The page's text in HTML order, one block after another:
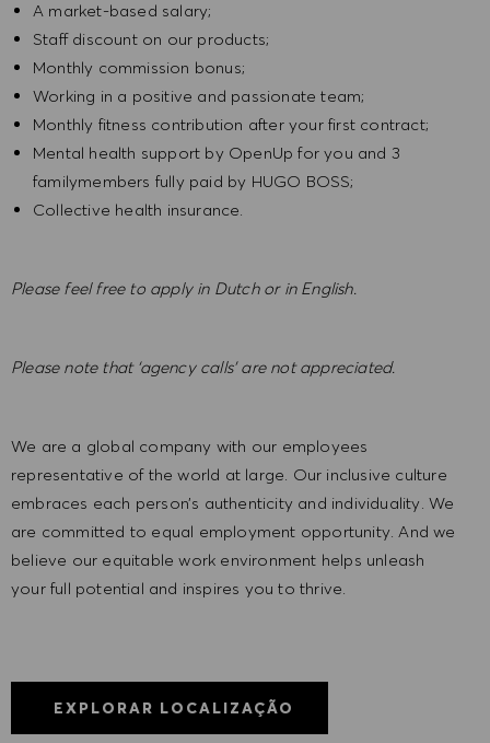
A market-based salary;
Staff discount on our products;
Monthly commission bonus;
Working in a positive and passionate team;
Monthly fitness contribution after your first contract;
Mental health support by OpenUp for you and 3
familymembers fully paid by HUGO BOSS;
Collective health insurance.
Please feel free to apply in Dutch or in English.
Please note that ‘agency calls’ are not appreciated.
We are a global company with our employees
representative of the world at large. Our inclusive culture
embraces each person’s authenticity and individuality. We
are committed to equal employment opportunity. And we
believe our equitable work environment helps unleash
your full potential and inspires you to thrive.
EXPLORAR LOCALIZAÇÃO